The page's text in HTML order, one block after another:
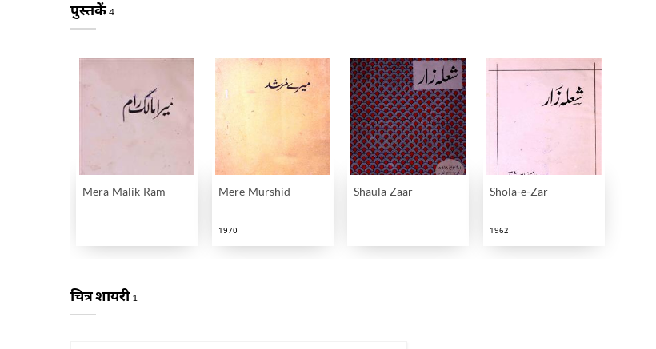
पुस्तकें 4
Mera Malik Ram Mere Murshid
1970
Shaula Zaar Shola-e-Zar
1962
चित्र शायरी 1